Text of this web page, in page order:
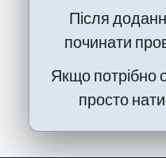
Після
починати
Якщо потрібно
просто